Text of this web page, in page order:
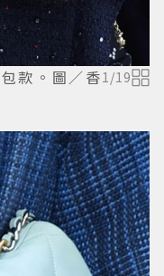
款。圖／香1/19